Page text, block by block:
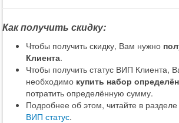
Как получить скидку:
Чтобы получить скидку, Вам нужно
Клиента.
Чтобы получить статус ВИП Клиента,
необходимо купить набор
потратить определённую сумму.
Подробнее об этом, читайте в разделе
ВИП статус.